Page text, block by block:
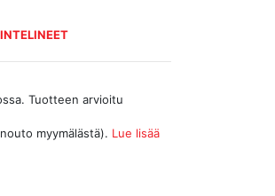
Tuotteen arvioitu
myymälästä). Lue lisää